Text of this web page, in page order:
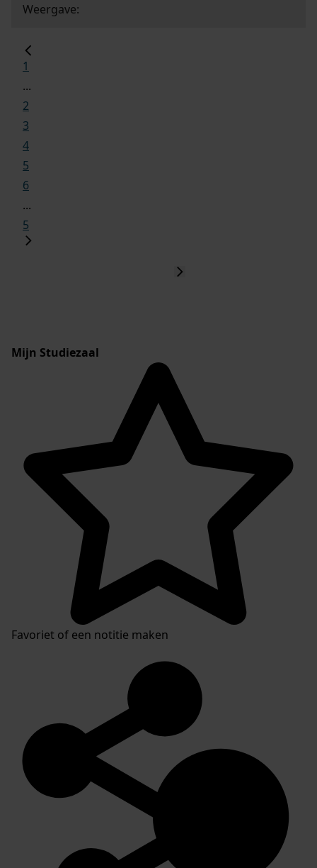
Weergave:
1
...
2
3
4
5
6
...
5
Mijn Studiezaal
Favoriet of een notitie maken